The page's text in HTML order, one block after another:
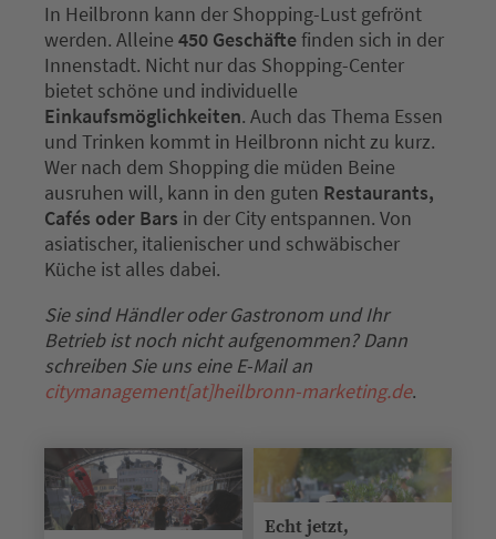
In Heilbronn kann der Shopping-Lust gefrönt
werden. Alleine 450 Geschäftefinden sich in der
Innenstadt. Nicht nur das Shopping-Center
bietet schöne und individuelle
Einkaufsmöglichkeiten. Auch das Thema Essen
und Trinken kommt in Heilbronn nicht zu kurz.
Wer nach dem Shopping die müden Beine
ausruhen will, kann in den guten Restaurants,
Cafés oder Bars in der City entspannen. Von
asiatischer, italienischer und schwäbischer
Küche ist alles dabei.
Sie sind Händler oder Gastronom und Ihr
Betrieb ist noch nicht aufgenommen? Dann
schreiben Sie uns eine E-Mail an
citymanagement[at]heilbronn-marketing.de.
Echt jetzt,